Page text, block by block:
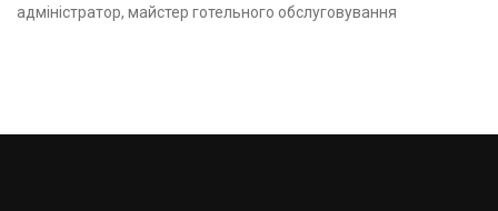
адміністратор, майстер готельного обслуговування